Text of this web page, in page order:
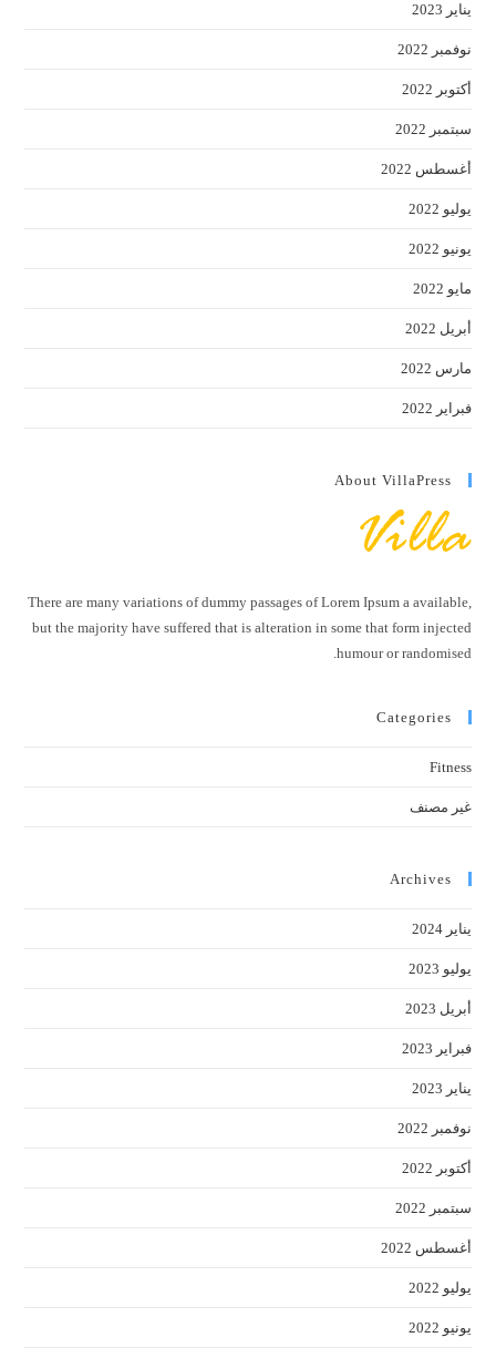
يناير 2023
نوفمبر 2022
أكتوبر 2022
سبتمبر 2022
أغسطس 2022
يوليو 2022
يونيو 2022
مايو 2022
أبريل 2022
مارس 2022
فبراير 2022
About VillaPress
There are many variations of dummy passages of Lorem Ipsum a available,
but the majority have suffered that is alteration in some that form injected
humour or randomised.
Categories
Fitness
غير مصنف
Archives
يناير 2024
يوليو 2023
أبريل 2023
فبراير 2023
يناير 2023
نوفمبر 2022
أكتوبر 2022
سبتمبر 2022
أغسطس 2022
يوليو 2022
يونيو 2022